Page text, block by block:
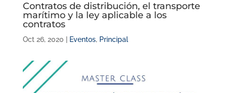
Contratos de distribución, el transporte
marítimo y la ley aplicable a los
contratos
Oct 26, 2020 Eventos, Principal